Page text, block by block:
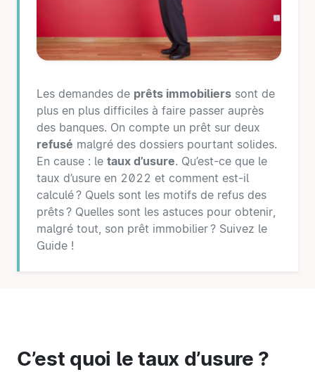
Les demandes de prêts immobiliers sont de
plus en plus difficiles à faire passer auprès
des banques. On compte un prêt sur deux
refusé malgré des dossiers pourtant solides.
En cause : le taux d’usure. Qu’est-ce que le
taux d’usure en 2022 et comment est-il
calculé ? Quels sont les motifs de refus des
prêts ? Quelles sont les astuces pour obtenir,
malgré tout, son prêt immobilier ? Suivez le
Guide !
C’est quoi le taux d’usure ?